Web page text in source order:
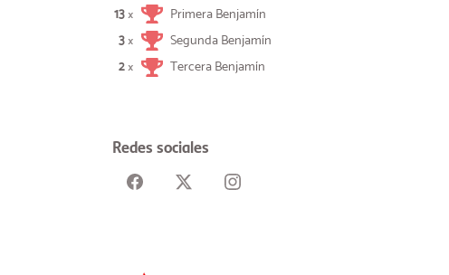
13×
Primera Benjamín
3×
Segunda Benjamín
2× Tercera Benjamín
Redes sociales